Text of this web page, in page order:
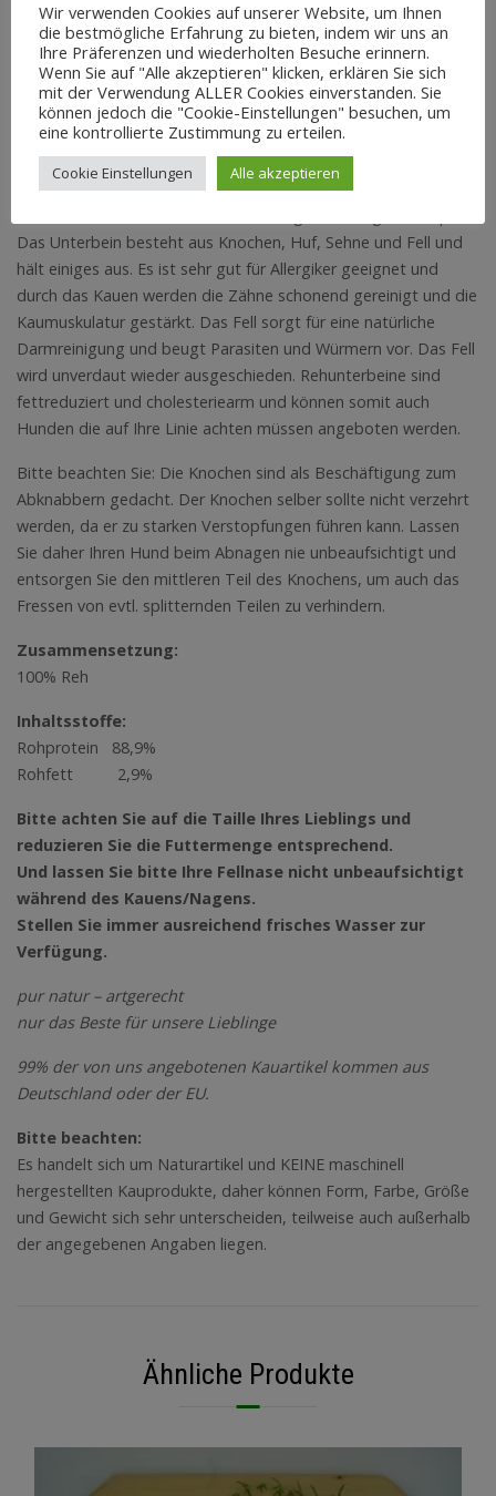
BESCHREIBUNG REZENSIONEN (0)
Beschreibung
Das Unterbein besteht aus Knochen, Huf, Sehne und Fell und
hält einiges aus. Es ist sehr gut für Allergiker geeignet und
durch das Kauen werden die Zähne schonend gereinigt und die
Kaumuskulatur gestärkt. Das Fell sorgt für eine natürliche
Darmreinigung und beugt Parasiten und Würmern vor. Das Fell
wird unverdaut wieder ausgeschieden. Rehunterbeine sind
fettreduziert und cholesteriearm und können somit auch
Hunden die auf Ihre Linie achten müssen angeboten werden.
Bitte beachten Sie: Die Knochen sind als Beschäftigung zum
Abknabbern gedacht. Der Knochen selber sollte nicht verzehrt
werden, da er zu starken Verstopfungen führen kann. Lassen
Sie daher Ihren Hund beim Abnagen nie unbeaufsichtigt und
entsorgen Sie den mittleren Teil des Knochens, um auch das
Fressen von evtl. splitternden Teilen zu verhindern.
Zusammensetzung:
100% Reh
Inhaltsstoffe:
Rohprotein 88,9%
Rohfett 2,9%
Bitte achten Sie auf die Taille Ihres Lieblings und
reduzieren Sie die Futtermenge entsprechend.
Und lassen Sie bitte Ihre Fellnase nicht unbeaufsichtigt
während des Kauens/Nagens.
Stellen Sie immer ausreichend frisches Wasser zur
Verfügung.
pur natur – artgerecht
nur das Beste für unsere Lieblinge
99% der von uns angebotenen Kauartikel kommen aus
Deutschland oder der EU.
Bitte beachten:
Es handelt sich um Naturartikel und KEINE maschinell
hergestellten Kauprodukte, daher können Form, Farbe, Größe
und Gewicht sich sehr unterscheiden, teilweise auch außerhalb
der angegebenen Angaben liegen.
Ähnliche Produkte
Wir verwenden Cookies auf unserer Website, um Ihnen
die bestmögliche Erfahrung zu bieten, indem wir uns an
Ihre Präferenzen und wiederholten Besuche erinnern.
Wenn Sie auf "Alle akzeptieren" klicken, erklären Sie sich
mit der Verwendung ALLER Cookies einverstanden. Sie
können jedoch die "Cookie-Einstellungen" besuchen, um
eine kontrollierte Zustimmung zu erteilen.
Cookie Einstellungen Alle akzeptieren